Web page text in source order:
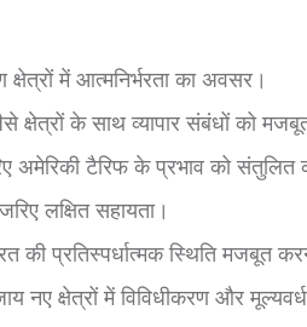
में आत्मनिर्भरता का अवसर।
के साथ व्यापार संबंधों को
अमेरिकी टैरिफ के प्रभाव को
लक्षित सहायता।
की प्रतिस्पर्धात्मक स्थिति मजबूत
नए क्षेत्रों में विविधीकरण और